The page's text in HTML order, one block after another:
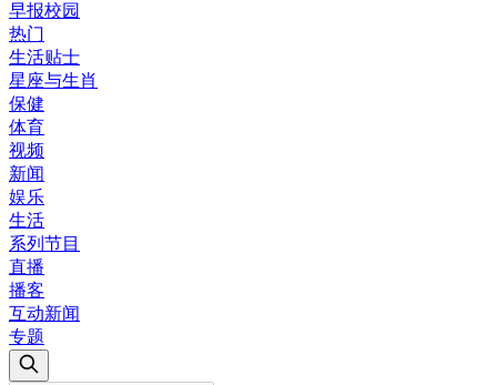
早报校园
热门
生活贴士
星座与生肖
保健
体育
视频
新闻
娱乐
生活
系列节目
直播
播客
互动新闻
专题